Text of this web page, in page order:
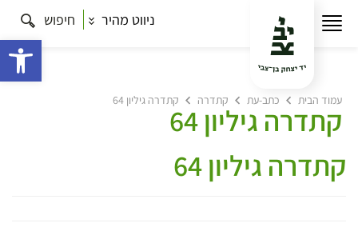
ניווט מהיר חיפוש
עמוד הבית כתב-עת קתדרה קתדרה גיליון 64
קתדרה גיליון 64
קתדרה גיליון 64